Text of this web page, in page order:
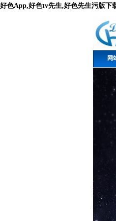
好色App,好色tv先生,好色先生污版下
网